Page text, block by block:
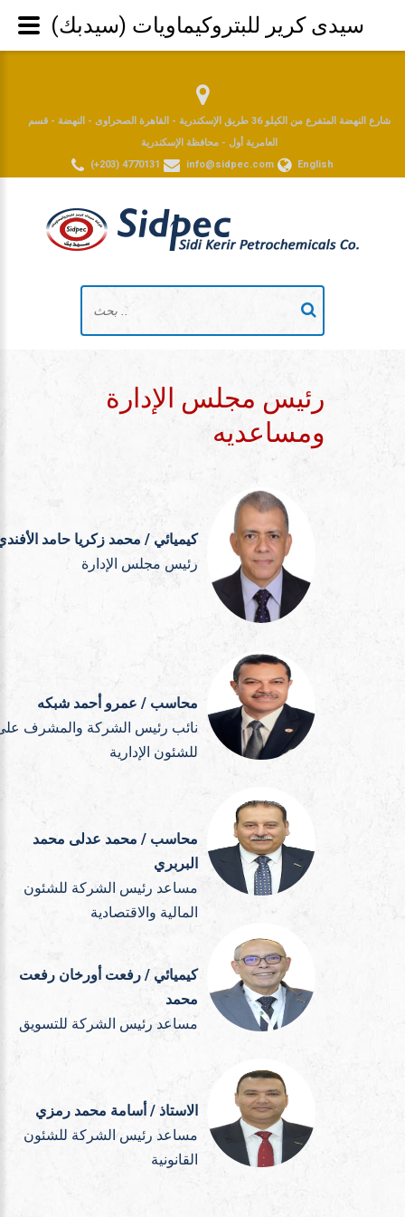
شارع النهضة المتفرع من الكيلو 36 طريق الإسكندرية - القاهرة الصحراوى - النهضة - قسم
العامرية أول - محافظة الإسكندرية
(+203) 4770131
info@sidpec.com English
رئيس مجلس الإدارة
ومساعديه
كيميائي / محمد زكريا حامد
رئيس مجلس الإدارة
محاسب / عمرو أحمد شبكه
نائب رئيس الشركة والمشرف
للشئون الإدارية
محاسب / محمد عدلى محمد
البربري
مساعد رئيس الشركة للشئون
المالية والاقتصادية
كيميائي / رفعت أورخان رفعت
محمد
مساعد رئيس الشركة للتسويق
الاستاذ / أسامة محمد رمزي
مساعد رئيس الشركة للشئون
القانونية
سيدى كرير للبتروكيماويات (سيدبك)